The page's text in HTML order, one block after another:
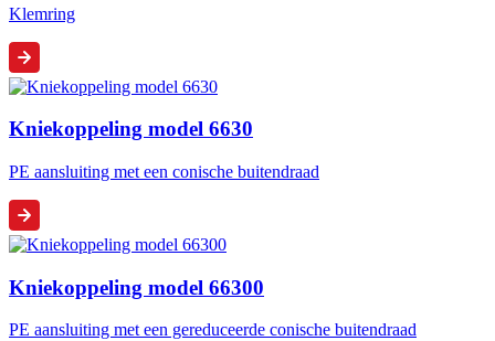
Klemring
Kniekoppeling model 6630
PE aansluiting met een conische buitendraad
Kniekoppeling model 66300
PE aansluiting met een gereduceerde conische buitendraad